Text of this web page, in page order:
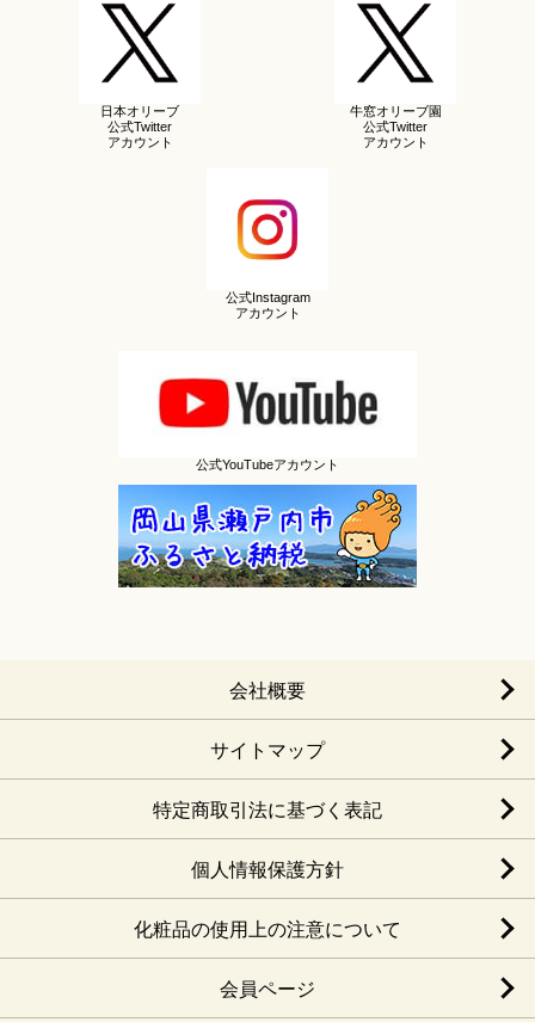
日本オリーブ
公式Twitter
アカウント
牛窓オリーブ園
公式Twitter
アカウント
公式Instagram
アカウント
公式YouTubeアカウント
会社概要
サイトマップ
特定商取引法に基づく表記
個人情報保護方針
化粧品の使用上の注意について
会員ページ